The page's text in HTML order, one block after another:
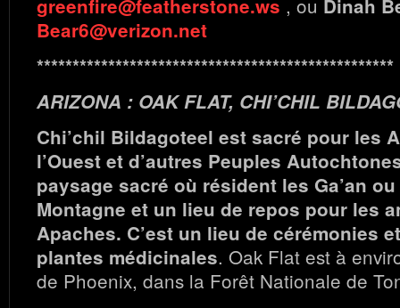
greenfire@featherstone.ws , ou Dinah
Bear6@verizon.net
**************************************************
ARIZONA : OAK FLAT, CHI’CHIL
Chi’chil Bildagoteel est sacré pour les
l’Ouest et d’autres Peuples
paysage sacré où résident les Ga’an
Montagne et un lieu de repos pour les
Apaches. C’est un lieu de cérémonies
plantes médicinales. Oak Flat est à
de Phoenix, dans la Forêt Nationale de